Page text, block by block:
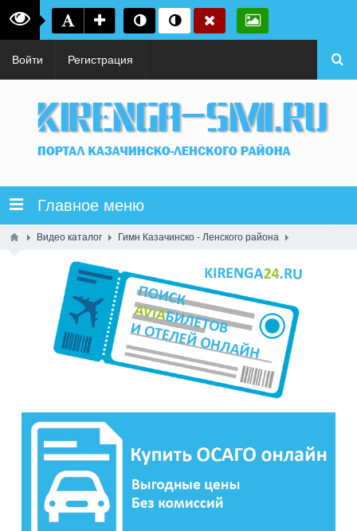
Войти Регистрация
Главное меню
Видео каталог Гимн Казачинско - Ленского района